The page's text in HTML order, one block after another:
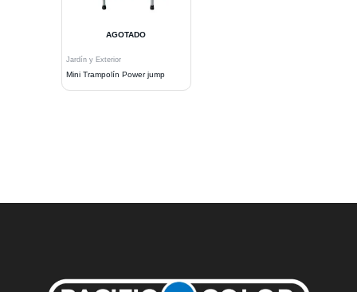
AGOTADO
Jardín y Exterior
Mini Trampolín Power jump